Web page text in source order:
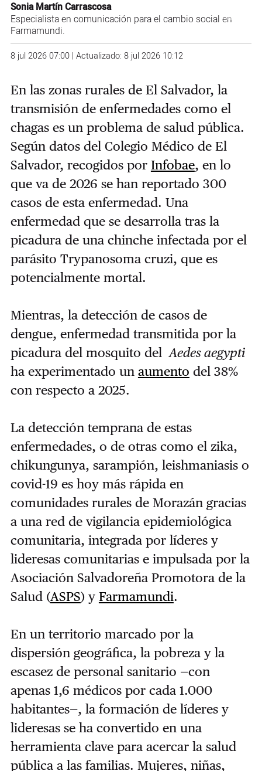
Sonia Martín Carrascosa
Especialista en comunicación para el cambio social en
Farmamundi.
8 jul 2026 07:00 | Actualizado: 8 jul 2026 10:12
En las zonas rurales de El Salvador, la
transmisión de enfermedades como el
chagas es un problema de salud pública.
Según datos del Colegio Médico de El
Salvador, recogidos por Infobae, en lo
que va de 2026 se han reportado 300
casos de esta enfermedad. Una
enfermedad que se desarrolla tras la
picadura de una chinche infectada por el
parásito Trypanosoma cruzi, que es
potencialmente mortal.
Mientras, la detección de casos de
dengue, enfermedad transmitida por la
picadura del mosquito del Aedes aegypti
ha experimentado un aumento del 38%
con respecto a 2025.
La detección temprana de estas
enfermedades, o de otras como el zika,
chikungunya, sarampión, leishmaniasis o
covid-19 es hoy más rápida en
comunidades rurales de Morazán gracias
a una red de vigilancia epidemiológica
comunitaria, integrada por líderes y
lideresas comunitarias e impulsada por la
Asociación Salvadoreña Promotora de la
Salud (ASPS) y Farmamundi.
En un territorio marcado por la
dispersión geográfica, la pobreza y la
escasez de personal sanitario —con
apenas 1,6 médicos por cada 1.000
habitantes—, la formación de líderes y
lideresas se ha convertido en una
herramienta clave para acercar la salud
pública a las familias. Mujeres, niñas,